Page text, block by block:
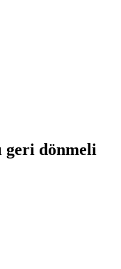
geri dönmeli